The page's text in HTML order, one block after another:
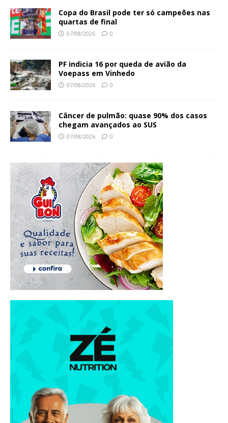
Copa do Brasil pode ter só campeões nas
quartas de final
07/08/2026 0
PF indicia 16 por queda de avião da
Voepass em Vinhedo
07/08/2026 0
Câncer de pulmão: quase 90% dos casos
chegam avançados ao SUS
07/08/2026 0